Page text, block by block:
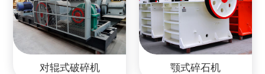
对辊式破碎机 颚式碎石机